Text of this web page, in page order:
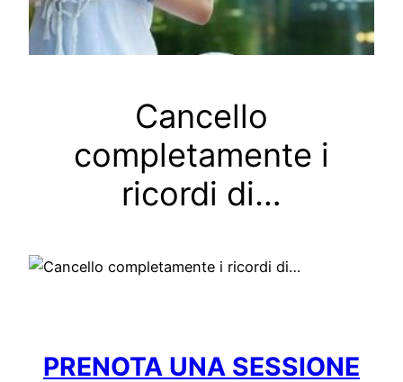
Cancello
completamente i
ricordi di…
PRENOTA UNA SESSIONE